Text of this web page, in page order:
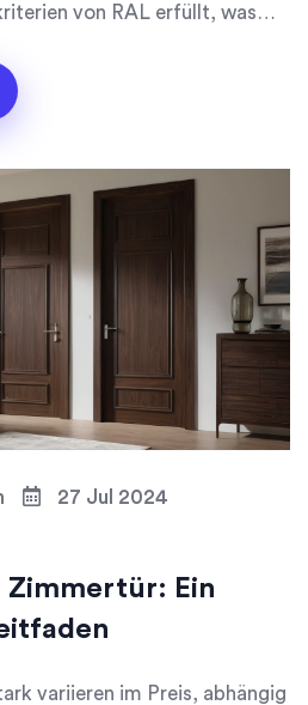
von RAL erfüllt, was
stärkt.
27 Jul 2024
Zimmertür: Ein
variieren im Preis, abhängig